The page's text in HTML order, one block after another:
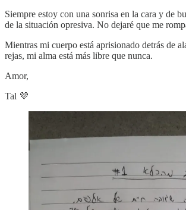
Siempre estoy con una sonrisa en la cara y de
de la situación opresiva. No dejaré que me
Mientras mi cuerpo está aprisionado detrás de
rejas, mi alma está más libre que nunca.
Amor,
Tal 💜